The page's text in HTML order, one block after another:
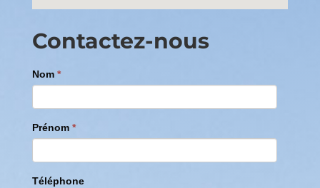
Contactez-nous
Nom *
Prénom *
Téléphone